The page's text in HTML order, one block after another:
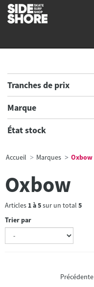
Tranches de prix
Marque
État stock
Accueil Marques Oxbow
Oxbow
Articles 1à5sur un total 5
Trier par
Précédente